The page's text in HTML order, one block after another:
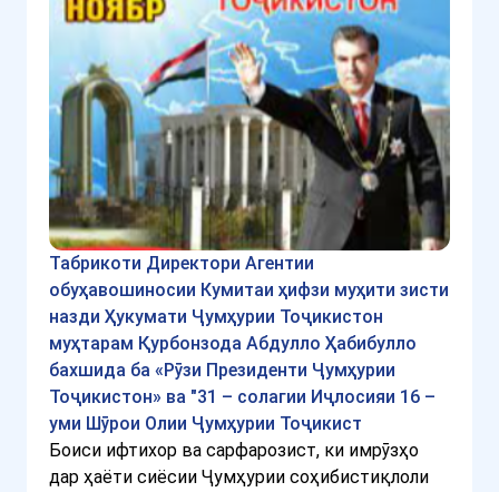
Табрикоти Директори Агентии
обуҳавошиносии Кумитаи ҳифзи муҳити зисти
назди Ҳукумати Ҷумҳурии Тоҷикистон
муҳтарам Қурбонзода Абдулло Ҳабибулло
бахшида ба «Рӯзи Президенти Ҷумҳурии
Тоҷикистон» ва "31 – солагии Иҷлосияи 16 –
уми Шӯрои Олии Ҷумҳурии Тоҷикист
Боиси ифтихор ва сарфарозист, ки имрӯзҳо
дар ҳаёти сиёсии Ҷумҳурии соҳибистиқлоли